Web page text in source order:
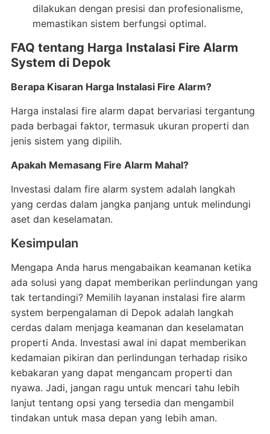
dilakukan dengan presisi dan profesionalisme,
memastikan sistem berfungsi optimal.
FAQ tentang Harga Instalasi Fire Alarm
System di Depok
Berapa Kisaran Harga Instalasi Fire Alarm?
Harga instalasi fire alarm dapat bervariasi tergantung
pada berbagai faktor, termasuk ukuran properti dan
jenis sistem yang dipilih.
Apakah Memasang Fire Alarm Mahal?
Investasi dalam fire alarm system adalah langkah
yang cerdas dalam jangka panjang untuk melindungi
aset dan keselamatan.
Kesimpulan
Mengapa Anda harus mengabaikan keamanan ketika
ada solusi yang dapat memberikan perlindungan yang
tak tertandingi? Memilih layanan instalasi fire alarm
system berpengalaman di Depok adalah langkah
cerdas dalam menjaga keamanan dan keselamatan
properti Anda. Investasi awal ini dapat memberikan
kedamaian pikiran dan perlindungan terhadap risiko
kebakaran yang dapat mengancam properti dan
nyawa. Jadi, jangan ragu untuk mencari tahu lebih
lanjut tentang opsi yang tersedia dan mengambil
tindakan untuk masa depan yang lebih aman.